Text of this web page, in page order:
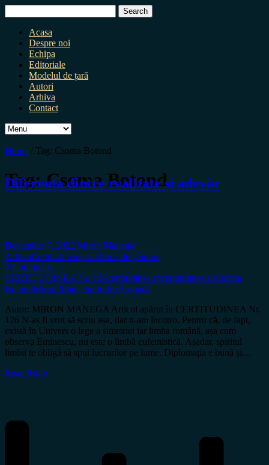
for:
Acasa
Despre noi
Echipa
Editoriale
Modelul de țară
Autori
Arhiva
Contact
Home / Tag: Csoma Botond
Tag:Csoma Botond
Diferența dintre realitate și adevăr
December 7, 2022 Miron Manega
ArhivaCertitudinea printTema de gândire
2 Comments
CERTITUDINEA Nr. 126certitudinea.rocertitudinea.roCsoma
BotondMiron ManegaortodoxȘoșoacă
Autor: MIRON MANEGA Articol apărut în CERTITUDINEA Nr.
126 N-aș fi vrut să scriu așa, dar n-am încotro. Pentru că, de fapt,
există în Univers o lege a simetriei iar limba română, așa cum
observa Eminescu, nu este o limbă eufemistică. Așadar, spiritul
limbii te obligă să spui lucrurilor pe lume. Diplomația e bună și…
Read More